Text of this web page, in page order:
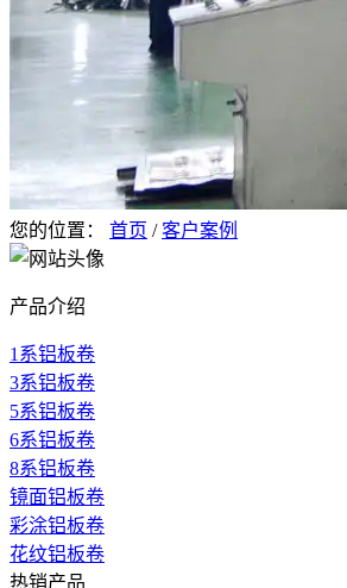
您的位置： 首页 /客户案例
产品介绍
1系铝板卷
3系铝板卷
5系铝板卷
6系铝板卷
8系铝板卷
镜面铝板卷
彩涂铝板卷
花纹铝板卷
热销产品